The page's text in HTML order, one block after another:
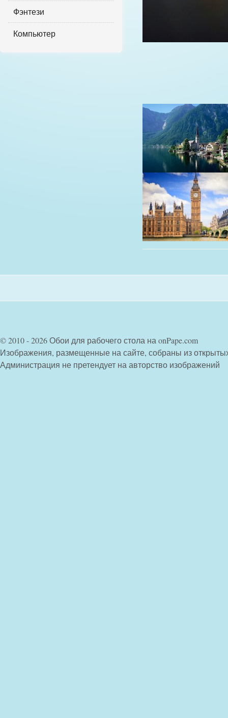
Фэнтези
Компьютер
© 2010 - 2026 Обои для рабочего стола на onPape.com
Изображения, размещенные на сайте, собраны из
Администрация не претендует на авторство изображений